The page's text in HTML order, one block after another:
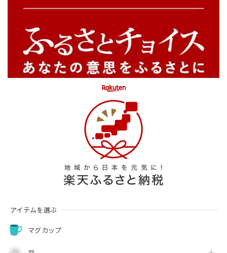
アイテムを選ぶ
マグカップ